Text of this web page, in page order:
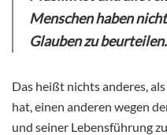
Menschen haben
Glauben zu
Das heißt nichts anderes, als
hat, einen anderen wegen
und seiner Lebensführung